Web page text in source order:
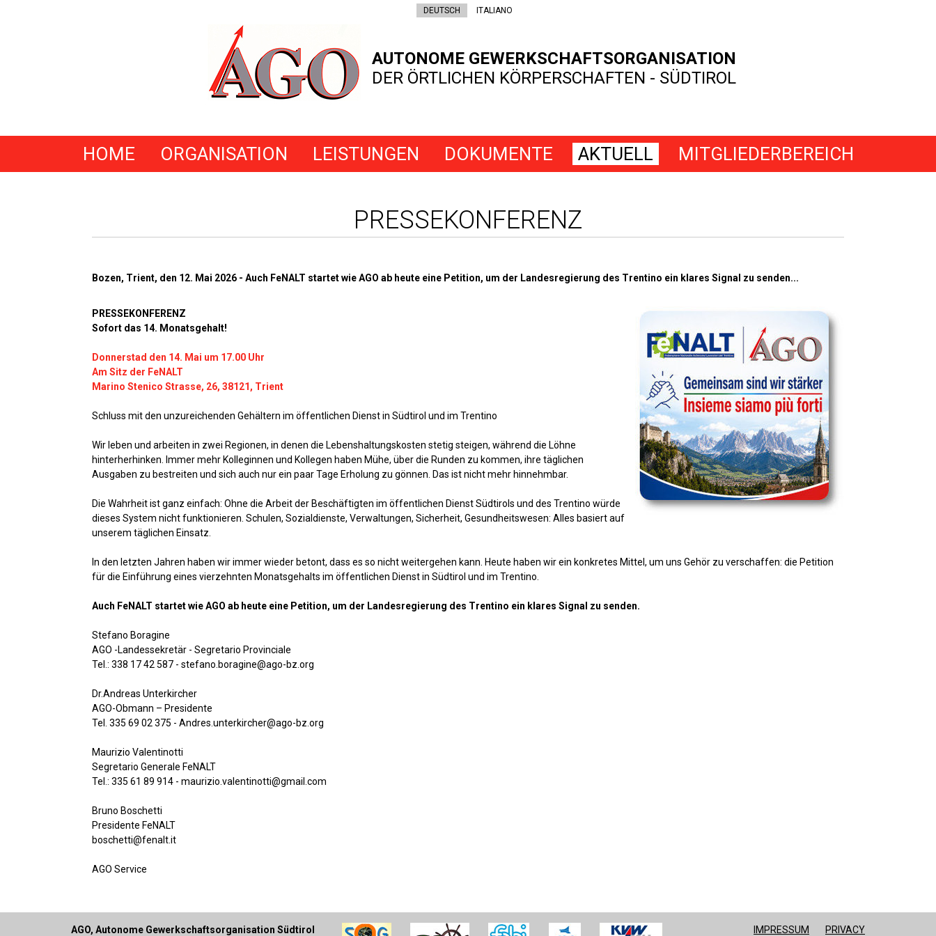
DEUTSCH ITALIANO
AUTONOME GEWERKSCHAFTSORGANISATION
DER ÖRTLICHEN KÖRPERSCHAFTEN - SÜDTIROL
HOME ORGANISATION LEISTUNGEN DOKUMENTE AKTUELL MITGLIEDERBEREICH
PRESSEKONFERENZ
Bozen, Trient, den 12. Mai 2026 - Auch FeNALT startet wie AGO ab heute eine Petition, um der Landesregierung des Trentino ein klares Signal zu senden...
PRESSEKONFERENZ
Sofort das 14. Monatsgehalt!
Donnerstad den 14. Mai um 17.00 Uhr
Am Sitz der FeNALT
Marino Stenico Strasse, 26, 38121, Trient
Schluss mit den unzureichenden Gehältern im öffentlichen Dienst in Südtirol und im Trentino
Wir leben und arbeiten in zwei Regionen, in denen die Lebenshaltungskosten stetig steigen, während die Löhne
hinterherhinken. Immer mehr Kolleginnen und Kollegen haben Mühe, über die Runden zu kommen, ihre täglichen
Ausgaben zu bestreiten und sich auch nur ein paar Tage Erholung zu gönnen. Das ist nicht mehr hinnehmbar.
Die Wahrheit ist ganz einfach: Ohne die Arbeit der Beschäftigten im öffentlichen Dienst Südtirols und des Trentino würde
dieses System nicht funktionieren. Schulen, Sozialdienste, Verwaltungen, Sicherheit, Gesundheitswesen: Alles basiert auf
unserem täglichen Einsatz.
In den letzten Jahren haben wir immer wieder betont, dass es so nicht weitergehen kann. Heute haben wir ein konkretes Mittel, um uns Gehör zu verschaffen: die Petition
für die Einführung eines vierzehnten Monatsgehalts im öffentlichen Dienst in Südtirol und im Trentino.
Auch FeNALT startet wie AGO ab heute eine Petition, um der Landesregierung des Trentino ein klares Signal zu senden.
Stefano Boragine
AGO -Landessekretär - Segretario Provinciale
Tel.: 338 17 42 587 - stefano.boragine@ago-bz.org
Dr.Andreas Unterkircher
AGO-Obmann – Presidente
Tel. 335 69 02 375 - Andres.unterkircher@ago-bz.org
Maurizio Valentinotti
Segretario Generale FeNALT
Tel.: 335 61 89 914 - maurizio.valentinotti@gmail.com
Bruno Boschetti
Presidente FeNALT
boschetti@fenalt.it
AGO Service
AGO, Autonome Gewerkschaftsorganisation Südtirol IMPRESSUM PRIVACY